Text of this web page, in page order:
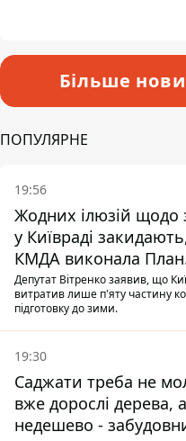
Більше
ПОПУЛЯРНЕ
19:56
Жодних ілюзій щодо
у Київраді
КМДА виконала План
стійкості на 20%
Депутат Вітренко заявив, що
витратив лише п'яту частину
підготовку до зими.
19:30
Саджати треба не
вже дорослі дерева,
недешево -